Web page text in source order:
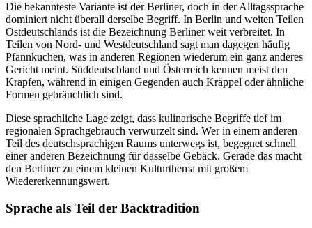
Die bekannteste Variante ist der Berliner, doch in der Alltagssprache
dominiert nicht überall derselbe Begriff. In Berlin und weiten Teilen
Ostdeutschlands ist die Bezeichnung Berliner weit verbreitet. In
Teilen von Nord- und Westdeutschland sagt man dagegen häufig
Pfannkuchen, was in anderen Regionen wiederum ein ganz anderes
Gericht meint. Süddeutschland und Österreich kennen meist den
Krapfen, während in einigen Gegenden auch Kräppel oder ähnliche
Formen gebräuchlich sind.
Diese sprachliche Lage zeigt, dass kulinarische Begriffe tief im
regionalen Sprachgebrauch verwurzelt sind. Wer in einem anderen
Teil des deutschsprachigen Raums unterwegs ist, begegnet schnell
einer anderen Bezeichnung für dasselbe Gebäck. Gerade das macht
den Berliner zu einem kleinen Kulturthema mit großem
Wiedererkennungswert.
Sprache als Teil der Backtradition